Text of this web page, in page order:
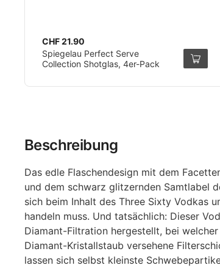
CHF 21.90
Spiegelau Perfect Serve
Collection Shotglas, 4er-Pack
Beschreibung
Das edle Flaschendesign mit dem
und dem schwarz glitzernden Samtlabel
sich beim Inhalt des Three Sixty Vodkas
handeln muss. Und tatsächlich: Dieser
Diamant-Filtration hergestellt, bei
Diamant-Kristallstaub versehene
lassen sich selbst kleinste